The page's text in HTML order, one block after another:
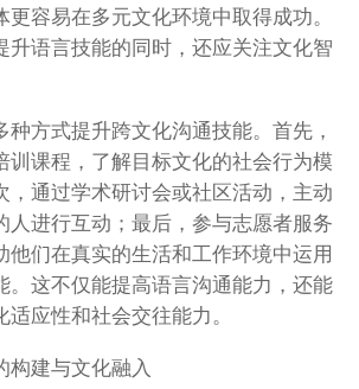
容易在多元文化环境中取得成功。
升语言技能的同时，还应关注文化智
种方式提升跨文化沟通技能。首先，
训课程，了解目标文化的社会行为模
，通过学术研讨会或社区活动，主动
人进行互动；最后，参与志愿者服务
他们在真实的生活和工作环境中运用
。这不仅能提高语言沟通能力，还能
应性和社会交往能力。
构建与文化融入